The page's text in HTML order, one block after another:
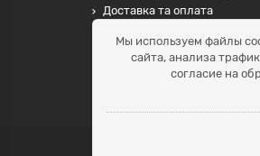
Доставка та оплата
Умови повернення
+38 (099) 452-20-02
Мы используем файлы
сайта, анализа
согласие на